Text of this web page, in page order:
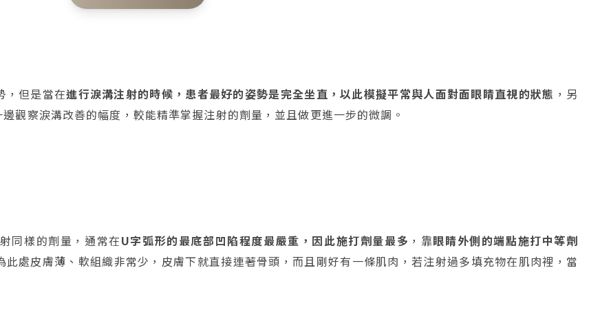
，但是當在進行淚溝注射的時候，患者最好的姿勢是完全坐直，以此模擬平常與人面對面眼睛直視的狀態 ，另
邊觀察淚溝改善的幅度，較能精準掌握注射的劑量，並且做更進一步的微調。
同樣的劑量，通常在U字弧形的最底部凹陷程度最嚴重，因此施打劑量最多 ，靠眼睛外側的端點施打中等劑
此處皮膚薄、軟組織非常少，皮膚下就直接連著骨頭，而且剛好有一條肌肉，若注射過多填充物在肌肉裡，當